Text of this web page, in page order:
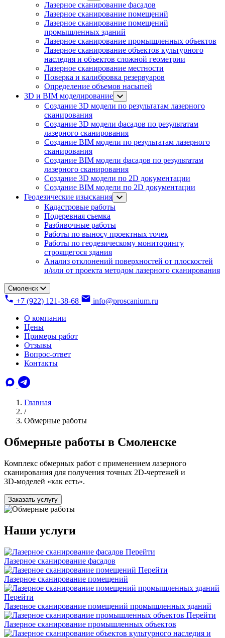
Лазерное сканирование фасадов
Лазерное сканирование помещений
Лазерное сканирование помещений
промышленных зданий
Лазерное сканирование промышленных объектов
Лазерное сканирование объектов культурного
наследия и объектов сложной геометрии
Лазерное сканирование местности
Поверка и калибровка резервуаров
Определение объемов насы​​пей
3D и BIM моделирование
Создание 3D модели по результатам лазерного
сканирования
Создание 3D модели фасадов по результатам
лазерного сканирования
Создание BIM модели по результатам лазерного
сканирования
Создание BIM модели фасадов по результатам
лазерного сканирования
Создание 3D модели по 2D документации
Создание BIM модели по 2D документации
Геодезические изыскания
Кадастровые работы
Подеревная съемка
Разбивочные работы
Работы по выносу проектных точек
Работы по геодезическому мониторингу
строящегося здания
Анализ отклонений поверхностей от плоскостей
и/или от проекта методом лазерного сканирования
Смоленск
+7 (922) 121-38-68
info@proscanium.ru
О компании
Цены
Примеры работ
Отзывы
Вопрос-ответ
Контакты
Главная
/
Обмерные работы
Обмерные работы в Смоленске
Комплекс обмерных работ с применением лазерного
сканирования для получения точных 2D‑чертежей и
3D‑моделей «как есть».
Заказать услугу
Наши услуги
Перейти
Лазерное сканирование фасадов
Перейти
Лазерное сканирование помещений
Перейти
Лазерное сканирование помещений промышленных зданий
Перейти
Лазерное сканирование промышленных объектов